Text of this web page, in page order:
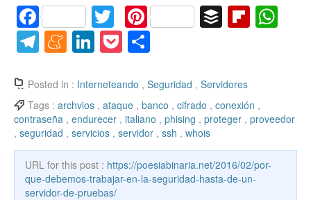
F
a
c
e
b
o
o
k
T
w
itt
er
Pi
nt
er
e
st
B
er
Fl
ar
d p
p
T
e
gr
a
m
M
n
e
a
m
e
Li
k
e
dI
n
P
ck
et
m
p
ar
tir
Posted in : Interneteando , Seguridad , Servidores
Tags : archvios , ataque , banco , cifrado , conexión ,
contraseña , endurecer , italiano , phising , proteger , proveedor
, seguridad , servicios , servidor , ssh , whois
URL for this post : https://poesiabinaria.net/2016/02/por-
que-debemos-trabajar-en-la-seguridad-hasta-de-un-
servidor-de-pruebas/